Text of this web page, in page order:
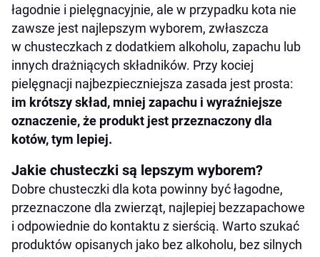
łagodnie i pielęgnacyjnie, ale w przypadku kota nie
zawsze jest najlepszym wyborem, zwłaszcza
w chusteczkach z dodatkiem alkoholu, zapachu lub
innych drażniących składników. Przy kociej
pielęgnacji najbezpieczniejsza zasada jest prosta:
im krótszy skład, mniej zapachu i wyraźniejsze
oznaczenie, że produkt jest przeznaczony dla
kotów, tym lepiej.
Jakie chusteczki są lepszym wyborem?
Dobre chusteczki dla kota powinny być łagodne,
przeznaczone dla zwierząt, najlepiej bezzapachowe
i odpowiednie do kontaktu z sierścią. Warto szukać
produktów opisanych jako bez alkoholu, bez silnych